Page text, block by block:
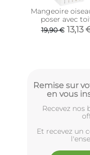
Mangeoire
poser avec
ardoise
19,90 € 13,13
Remise sur
en vous
Recevez nos
Et recevez un